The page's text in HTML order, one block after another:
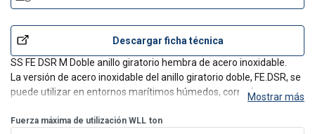
Descargar ficha técnica
SS FE DSR M Doble anillo giratorio hembra de acero inoxidable.
La versión de acero inoxidable del anillo giratorio doble, FE.DSR, se
puede utilizar en entornos marítimos húmedos, corrosivos y
perfectamente con la eslinga
Mostrar más
Fuerza máxima de utilización WLL ton